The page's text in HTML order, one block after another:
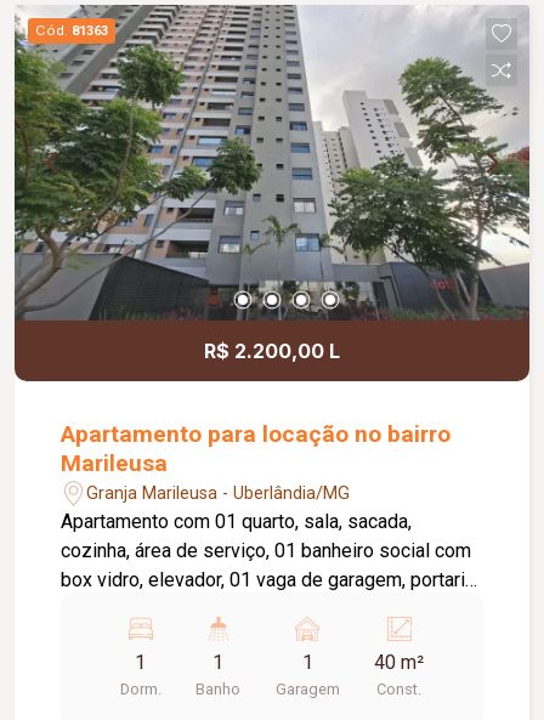
Cód. 81363
R$ 2.200,00 L
Apartamento para locação no bairro
Marileusa
Granja Marileusa - Uberlândia/MG
Apartamento com 01 quarto, sala, sacada,
cozinha, área de serviço, 01 banheiro social com
box vidro, elevador, 01 vaga de garagem, portaria
playground.
1
Dorm.
1
Banho
1
Garagem
40 m²
Const.